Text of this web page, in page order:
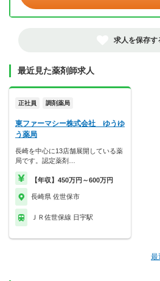
求人を保存す
最近見た薬剤師求人
正社員 調剤薬局
東ファーマシー株式会社 ゆうゆ
う薬局
長崎を中心に13店舗展開している薬
局です。認定薬剤…
【年収】450万円～600万円
長崎県 佐世保市
ＪＲ佐世保線 日宇駅
最